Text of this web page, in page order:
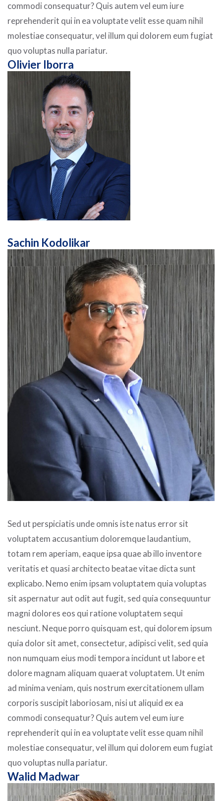
commodi consequatur? Quis autem vel eum iure
reprehenderit qui in ea voluptate velit esse quam nihil
molestiae consequatur, vel illum qui dolorem eum fugiat
quo voluptas nulla pariatur.
Olivier Iborra
Sachin Kodolikar
Sed ut perspiciatis unde omnis iste natus error sit
voluptatem accusantium doloremque laudantium,
totam rem aperiam, eaque ipsa quae ab illo inventore
veritatis et quasi architecto beatae vitae dicta sunt
explicabo. Nemo enim ipsam voluptatem quia voluptas
sit aspernatur aut odit aut fugit, sed quia consequuntur
magni dolores eos qui ratione voluptatem sequi
nesciunt. Neque porro quisquam est, qui dolorem ipsum
quia dolor sit amet, consectetur, adipisci velit, sed quia
non numquam eius modi tempora incidunt ut labore et
dolore magnam aliquam quaerat voluptatem. Ut enim
ad minima veniam, quis nostrum exercitationem ullam
corporis suscipit laboriosam, nisi ut aliquid ex ea
commodi consequatur? Quis autem vel eum iure
reprehenderit qui in ea voluptate velit esse quam nihil
molestiae consequatur, vel illum qui dolorem eum fugiat
quo voluptas nulla pariatur.
Walid Madwar